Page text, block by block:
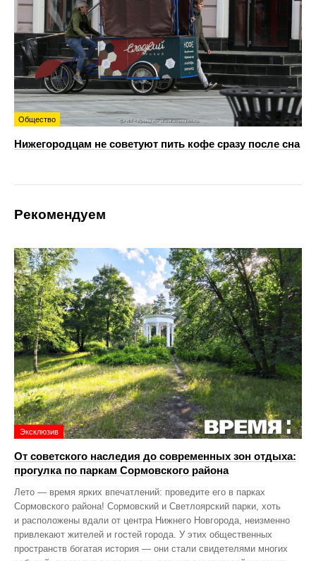
Общество
Нижегородцам не советуют пить кофе сразу после сна
Рекомендуем
Эксклюзив
От советского наследия до современных зон отдыха:
прогулка по паркам Сормовского района
Лето — время ярких впечатлений: проведите его в парках
Сормовского района! Сормовский и Светлоярский парки, хоть
и расположены вдали от центра Нижнего Новгорода, неизменно
привлекают жителей и гостей города. У этих общественных
пространств богатая история — они стали свидетелями многих